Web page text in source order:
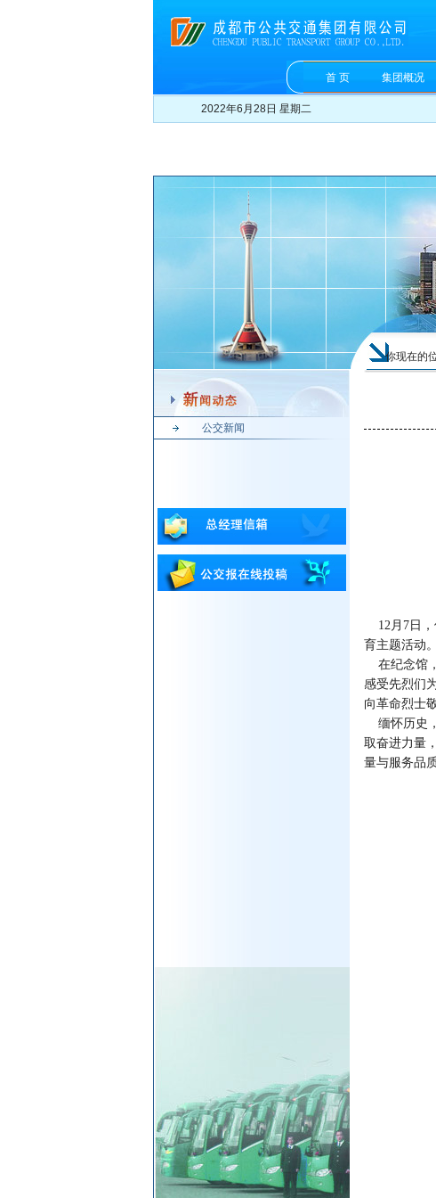
首 页 集团概况
2022年6月28日 星期二
你现在的
公交新闻
12月7日，
育主题活动。
在纪念馆
感受先烈们
向革命烈士
缅怀历史
取奋进力量
量与服务品